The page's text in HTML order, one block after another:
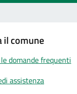
il comune
domande frequenti
assistenza